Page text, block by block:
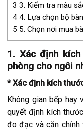
3 3. Kiểm tra màu
4 4. Lựa chọn bộ
5 5. Chọn nơi mua
1. Xác định
phòng cho ngôi
* Xác định kích
Không gian bếp hay
quyết định kích
đo đạc và căn chỉnh